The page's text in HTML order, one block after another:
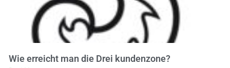
Wie erreicht man die Drei kundenzone?